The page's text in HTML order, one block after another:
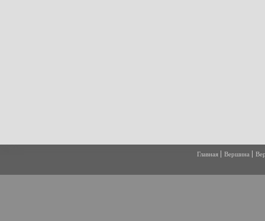
Главная Вершина